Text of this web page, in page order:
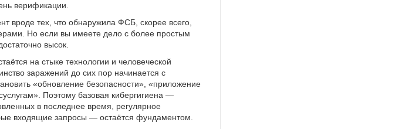
верификации.
вроде тех, что обнаружила ФСБ, скорее всего,
Но если вы имеете дело с более простым
высок.
на стыке технологии и человеческой
заражений до сих пор начинается с
«обновление безопасности», «приложение
Поэтому базовая кибергигиена —
в последнее время, регулярное
входящие запросы — остаётся фундаментом.